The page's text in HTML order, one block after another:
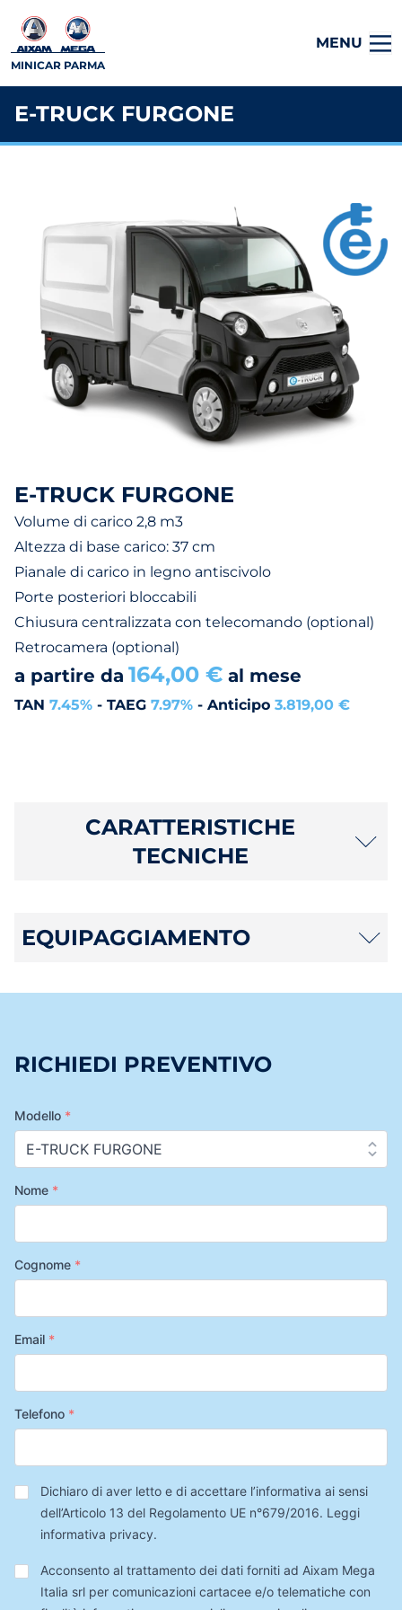
MINICAR PARMA
MENU
E-TRUCK FURGONE
E-TRUCK FURGONE
Volume di carico 2,8 m3
Altezza di base carico: 37 cm
Pianale di carico in legno antiscivolo
Porte posteriori bloccabili
Chiusura centralizzata con telecomando (optional)
Retrocamera (optional)
a partire da 164,00 € al mese
TAN 7.45% - TAEG 7.97% - Anticipo 3.819,00 €
CARATTERISTICHE
TECNICHE
EQUIPAGGIAMENTO
RICHIEDI PREVENTIVO
Modello *
Nome *
Cognome *
Email *
Telefono *
Privacy*
Dichiaro di aver letto e di accettare l’informativa ai sensi
dell’Articolo 13 del Regolamento UE n°679/2016. Leggi
informativa privacy.
Trattamento
Dati
Acconsento al trattamento dei dati forniti ad Aixam Mega
Italia srl per comunicazioni cartacee e/o telematiche con